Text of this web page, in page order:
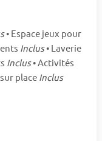
• Espace jeux pour
Inclus• Laverie
Inclus• Activités
place Inclus